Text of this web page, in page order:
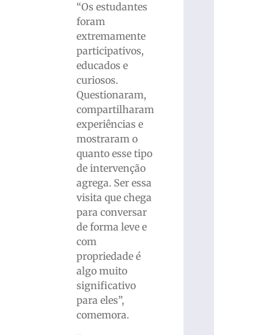
“Os estudantes
foram
extremamente
participativos,
educados e
curiosos.
Questionaram,
compartilharam
experiências e
mostraram o
quanto esse tipo
de intervenção
agrega. Ser essa
visita que chega
para conversar
de forma leve e
com
propriedade é
algo muito
significativo
para eles”,
comemora.